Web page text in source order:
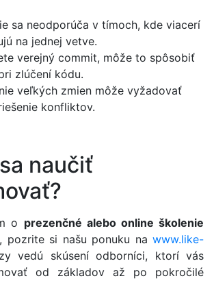
sa neodporúča v tímoch, kde viacerí
na jednej vetve.
verejný commit, môže to spôsobiť
zlúčení kódu.
veľkých zmien môže vyžadovať
konfliktov.
naučiť
o prezenčné alebo online školenie
, pozrite si našu ponuku na www.like-
vedú skúsení odborníci, ktorí vás
od základov až po pokročilé